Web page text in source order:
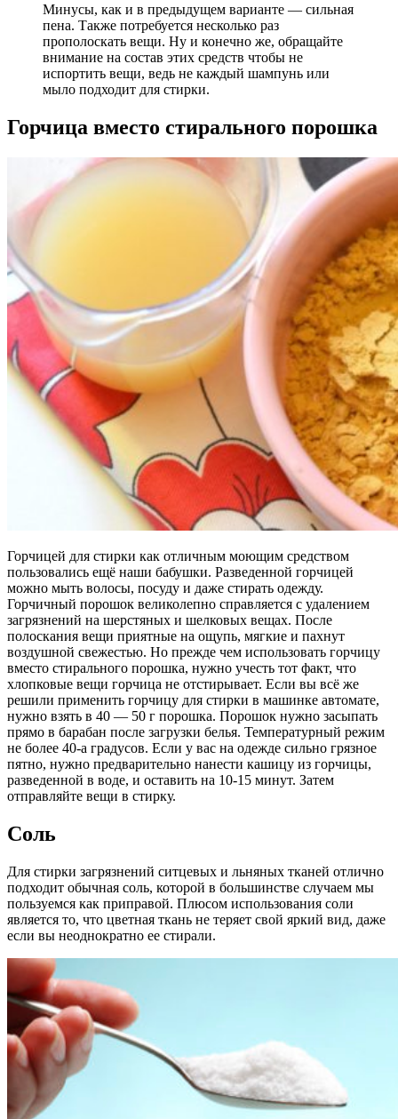
Минусы, как и в предыдущем варианте — сильная
пена. Также потребуется несколько раз
прополоскать вещи. Ну и конечно же, обращайте
внимание на состав этих средств чтобы не
испортить вещи, ведь не каждый шампунь или
мыло подходит для стирки.
Горчица вместо стирального порошка
Горчицей для стирки как отличным моющим средством
пользовались ещё наши бабушки. Разведенной горчицей
можно мыть волосы, посуду и даже стирать одежду.
Горчичный порошок великолепно справляется с удалением
загрязнений на шерстяных и шелковых вещах. После
полоскания вещи приятные на ощупь, мягкие и пахнут
воздушной свежестью. Но прежде чем использовать горчицу
вместо стирального порошка, нужно учесть тот факт, что
хлопковые вещи горчица не отстирывает. Если вы всё же
решили применить горчицу для стирки в машинке автомате,
нужно взять в 40 — 50 г порошка. Порошок нужно засыпать
прямо в барабан после загрузки белья. Температурный режим
не более 40-а градусов. Если у вас на одежде сильно грязное
пятно, нужно предварительно нанести кашицу из горчицы,
разведенной в воде, и оставить на 10-15 минут. Затем
отправляйте вещи в стирку.
Соль
Для стирки загрязнений ситцевых и льняных тканей отлично
подходит обычная соль, которой в большинстве случаем мы
пользуемся как приправой. Плюсом использования соли
является то, что цветная ткань не теряет свой яркий вид, даже
если вы неоднократно ее стирали.